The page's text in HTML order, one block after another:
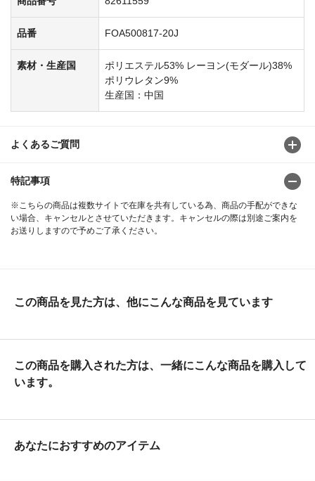
品番 FOA500817-20J
素材・生産国
ポリエステル53% レーヨン(モダール)38%
ポリウレタン9%
生産国：中国
よくあるご質問
特記事項
※こちらの商品は複数サイトで在庫を共有している為、商品の手配ができな
い場合、キャンセルとさせていただきます。キャンセルの際は別途ご案内を
お送りしますので予めご了承ください。
この商品を見た方は、他にこんな商品を見ています
この商品を購入された方は、一緒にこんな商品を購入して
います。
あなたにおすすめのアイテム